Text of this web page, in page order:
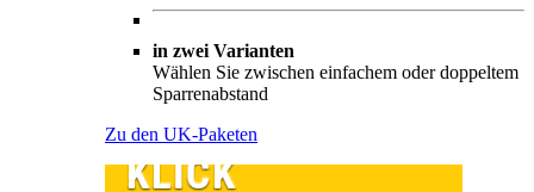
in zwei Varianten
Wählen Sie zwischen einfachem oder doppeltem
Sparrenabstand
Zu den UK-Paketen